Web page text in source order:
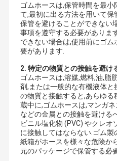
ゴムホースは,保管時間を最
て,最初に出る方法を用いて
保管を避けることができない
事項を遵守する必要がありま
できない場合は,使用前にゴ
要があります.
2. 特定の物質との接触を避け
ゴムホースは,溶媒,燃料,油,脂
剤,または一般的な有機液体と
の物質と接触すると,あらゆ
蔵中に,ゴムホースは,マンガ
などの金属との接触を避ける
ビニル塩化物 (PVC) やクレ
に接触してはならない.ゴム
紙箱がホースを様々な危険か
元のパッケージで保管する必